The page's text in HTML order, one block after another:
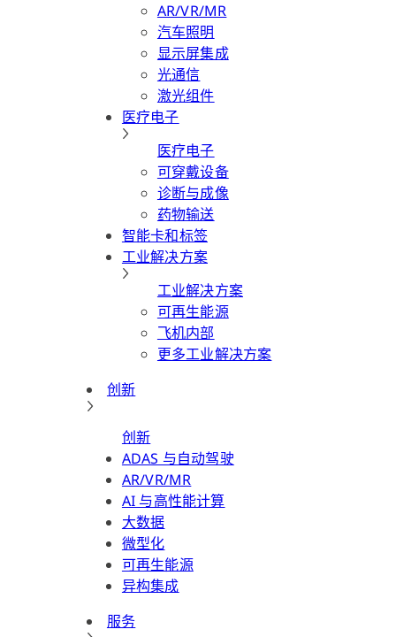
AR/VR/MR
汽车照明
显示屏集成
光通信
激光组件
医疗电子
医疗电子
可穿戴设备
诊断与成像
药物输送
智能卡和标签
工业解决方案
工业解决方案
可再生能源
飞机内部
更多工业解决方案
创新
创新
ADAS 与自动驾驶
AR/VR/MR
AI 与高性能计算
大数据
微型化
可再生能源
异构集成
服务